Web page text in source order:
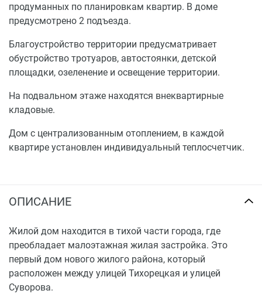
продуманных по планировкам квартир. В доме
предусмотрено 2 подъезда.
Благоустройство территории предусматривает
обустройство тротуаров, автостоянки, детской
площадки, озеленение и освещение территории.
На подвальном этаже находятся внеквартирные
кладовые.
Дом с централизованным отоплением, в каждой
квартире установлен индивидуальный теплосчетчик.
ОПИСАНИЕ
Жилой дом находится в тихой части города, где
преобладает малоэтажная жилая застройка. Это
первый дом нового жилого района, который
расположен между улицей Тихорецкая и улицей
Суворова.